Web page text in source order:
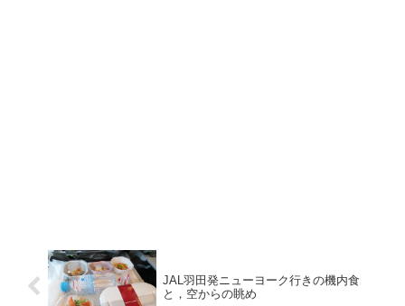
JAL羽田発ニューヨーク行きの機内食
と，空からの眺め